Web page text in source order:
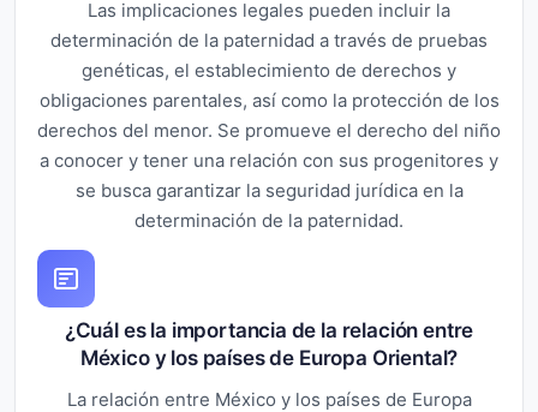
Las implicaciones legales pueden incluir la
determinación de la paternidad a través de pruebas
genéticas, el establecimiento de derechos y
obligaciones parentales, así como la protección de los
derechos del menor. Se promueve el derecho del niño
a conocer y tener una relación con sus progenitores y
se busca garantizar la seguridad jurídica en la
determinación de la paternidad.
¿Cuál es la importancia de la relación entre
México y los países de Europa Oriental?
La relación entre México y los países de Europa